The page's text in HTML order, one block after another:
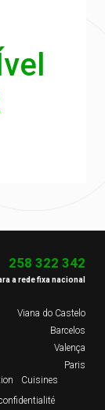
Cuisines
258 322 342
a rede fixa nacional
Viana do Castelo
Barcelos
Valença
Paris